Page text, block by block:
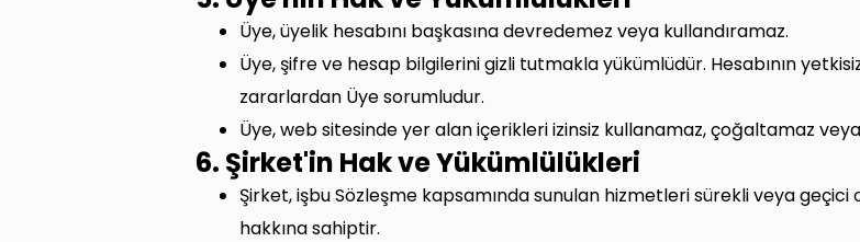
Üye, üyelik hesabını başkasına devredemez veya kullandıramaz.
Üye, şifre ve hesap bilgilerini gizli tutmakla yükümlüdür. Hesabının
zararlardan Üye sorumludur.
Üye, web sitesinde yer alan içerikleri izinsiz kullanamaz, çoğaltamaz
6. Şirket'in Hak ve Yükümlülükleri
Şirket, işbu Sözleşme kapsamında sunulan hizmetleri sürekli veya
hakkına sahiptir.